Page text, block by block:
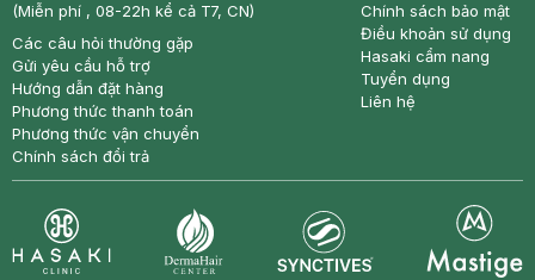
(Miễn phí , 08-22h kể cả T7, CN)
Các câu hỏi thường gặp
Gửi yêu cầu hỗ trợ
Hướng dẫn đặt hàng
Phương thức thanh toán
Phương thức vận chuyển
Chính sách đổi trả
Chính sách bảo mật
Điều khoản sử dụng
Hasaki cẩm nang
Tuyển dụng
Liên hệ